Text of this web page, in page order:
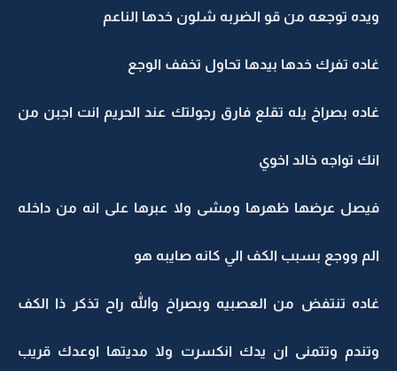
ويده توجعه من قو الضربه شلون خدها الناعم
غاده تفرك خدها بيدها تحاول تخفف الوجع
غاده بصراخ يله تقلع فارق رجولتك عند الحريم انت اجبن من
انك تواجه خالد اخوي
فيصل عرضها ظهرها ومشى ولا عبرها على انه من داخله
الم ووجع بسبب الكف الي كانه صايبه هو
غاده تنتفض من العصبيه وبصراخ والله راح تذكر ذا الكف
وتندم وتتمنى ان يدك انكسرت ولا مديتها اوعدك قريب